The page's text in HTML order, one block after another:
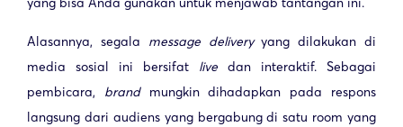
Alasannya, segala message deliveryyang dilakukan di
media sosial ini bersifat live dan interaktif. Sebagai
pembicara, brandmungkin dihadapkan pada respons
langsung dari audiens yang bergabung di satu room yang